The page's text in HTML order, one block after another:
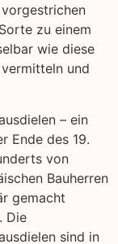
zu einem
wie diese
und
– ein
Ende des 19.
von
Bauherren
gemacht
Die
sind in